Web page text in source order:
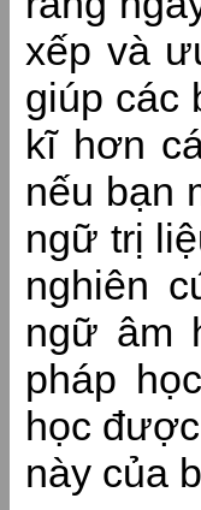
xếp và
giúp các
kĩ hơn
nếu bạn
ngữ trị
nghiên
ngữ âm
pháp
học
này của